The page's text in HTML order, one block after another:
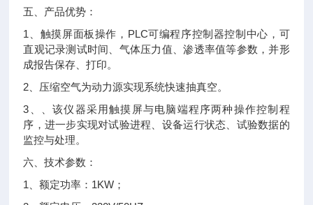
五、产品优势：
1、触摸屏面板操作，PLC可编程序控制器控制中心，可
直观记录测试时间、气体压力值、渗透率值等参数，并形
成报告保存、打印。
2、压缩空气为动力源实现系统快速抽真空。
3、、该仪器采用触摸屏与电脑端程序两种操作控制程
序，进一步实现对试验进程、设备运行状态、试验数据的
监控与处理。
六、技术参数：
1、额定功率：1KW；